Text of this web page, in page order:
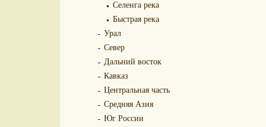
Селенга река
Быстрая река
Урал
Север
Дальний восток
Кавказ
Центральная часть
Средняя Азия
Юг России